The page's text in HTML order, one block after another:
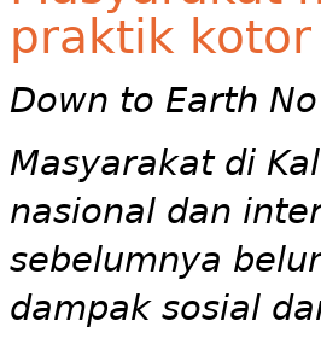
praktik kotor
Down to Earth
Masyarakat di
nasional dan
sebelumnya
dampak sosial